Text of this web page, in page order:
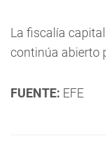
La fiscalía
continúa abierto
FUENTE: EFE